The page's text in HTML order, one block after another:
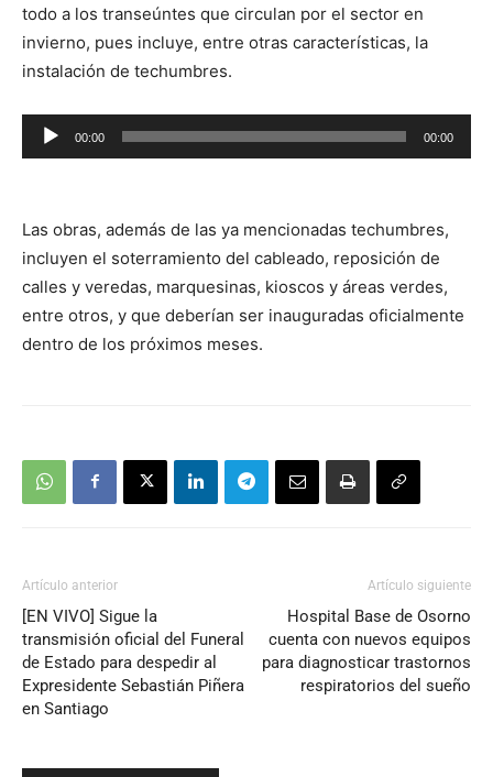
todo a los transeúntes que circulan por el sector en
invierno, pues incluye, entre otras características, la
instalación de techumbres.
Reproductor
de
00:00 00:00
Las obras, además de las ya mencionadas techumbres,
incluyen el soterramiento del cableado, reposición de
calles y veredas, marquesinas, kioscos y áreas verdes,
entre otros, y que deberían ser inauguradas oficialmente
dentro de los próximos meses.
Artículo anterior
[EN VIVO] Sigue la
transmisión oficial del Funeral
de Estado para despedir al
Expresidente Sebastián Piñera
en Santiago
Artículo siguiente
Hospital Base de Osorno
cuenta con nuevos equipos
para diagnosticar trastornos
respiratorios del sueño